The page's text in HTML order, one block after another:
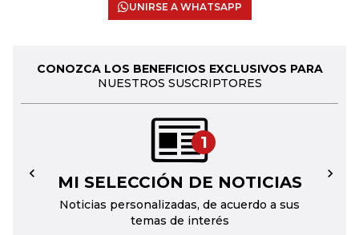
UNIRSE A WHATSAPP
CONOZCA LOS BENEFICIOS EXCLUSIVOS PARA
NUESTROS SUSCRIPTORES
1
MI SELECCIÓN DE NOTICIAS
Noticias personalizadas, de acuerdo a sus
temas de interés
← →